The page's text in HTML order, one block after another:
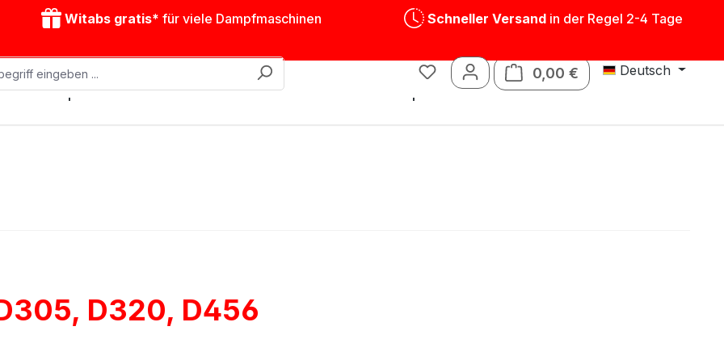
Witabs gratis* für viele Dampfmaschinen Schneller Versandin der Regel 2-4 Tage
0,00 € Warenkorb enthält 0
Deutsch
Dampfmaschinen Zubehör Antriebsmodelle Blechspielwaren Ersatzteile
D320, D456